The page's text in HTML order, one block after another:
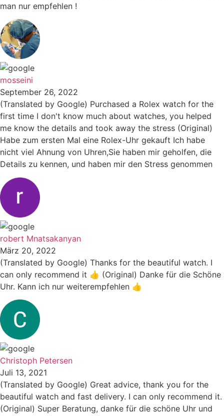
man nur empfehlen !
mosseini
September 26, 2022
(Translated by Google) Purchased a Rolex watch for the
first time I don't know much about watches, you helped
me know the details and took away the stress (Original)
Habe zum ersten Mal eine Rolex-Uhr gekauft Ich habe
nicht viel Ahnung von Uhren,Sie haben mir geholfen, die
Details zu kennen, und haben mir den Stress genommen
robert Mnatsakanyan
März 20, 2022
(Translated by Google) Thanks for the beautiful watch. I
can only recommend it 👍 (Original) Danke für die Schöne
Uhr. Kann ich nur weiterempfehlen 👍
Christoph Petersen
Juli 13, 2021
(Translated by Google) Great advice, thank you for the
beautiful watch and fast delivery. I can only recommend it.
(Original) Super Beratung, danke für die schöne Uhr und